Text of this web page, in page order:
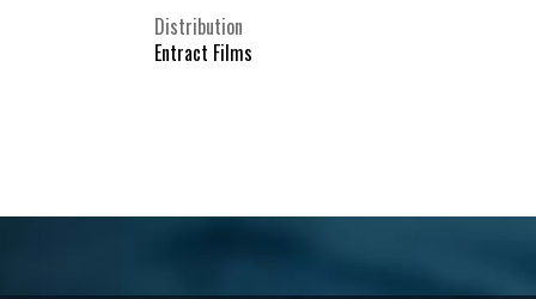
Distribution
Entract Films